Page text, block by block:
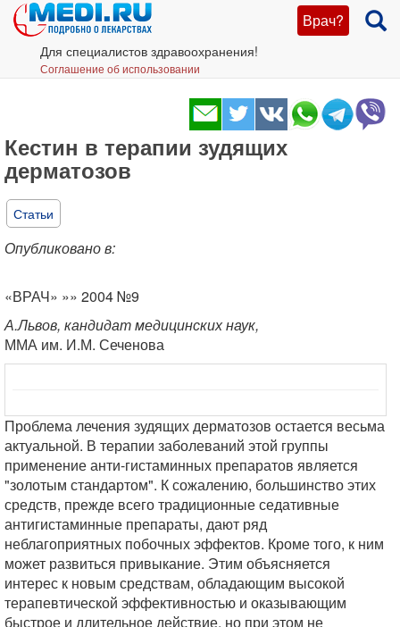
Врач?
Для специалистов здравоохранения!
Соглашение об использовании
Кестин в терапии зудящих
дерматозов
Статьи
Опубликовано в:
«ВРАЧ» »» 2004 №9
А.Львов, кандидат медицинских наук,
ММА им. И.М. Сеченова
Проблема лечения зудящих дерматозов остается весьма
актуальной. В терапии заболеваний этой группы
применение анти-гистаминных препаратов является
"золотым стандартом". К сожалению, большинство этих
средств, прежде всего традиционные седативные
антигистаминные препараты, дают ряд
неблагоприятных побочных эффектов. Кроме того, к ним
может развиться привыкание. Этим объясняется
интерес к новым средствам, обладающим высокой
терапевтической эффективностью и оказывающим
быстрое и длительное действие, но при этом не